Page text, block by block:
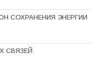
СОХРАНЕНИЯ ЭНЕРГИИ
СВЯЗЕЙ